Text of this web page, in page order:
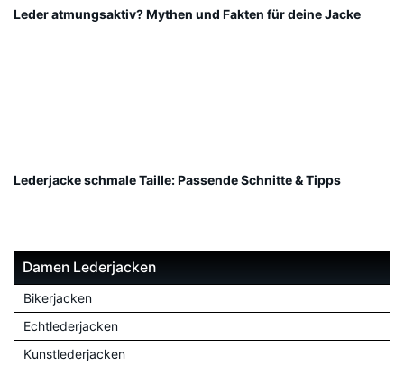
Leder atmungsaktiv? Mythen und Fakten für deine Jacke
Lederjacke schmale Taille: Passende Schnitte & Tipps
Damen Lederjacken
Bikerjacken
Echtlederjacken
Kunstlederjacken